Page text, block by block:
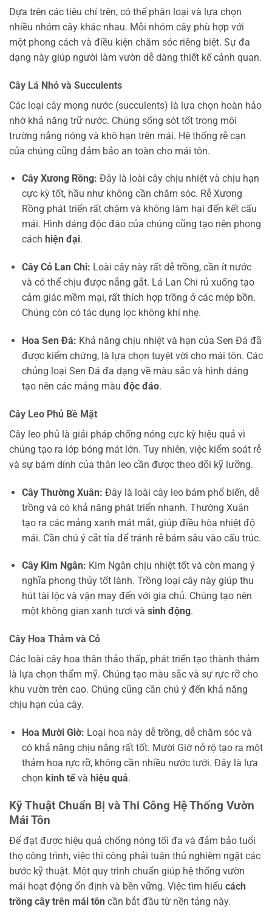
Dựa trên các tiêu chí trên, có thể phân loại và lựa chọn
nhiều nhóm cây khác nhau. Mỗi nhóm cây phù hợp với
một phong cách và điều kiện chăm sóc riêng biệt. Sự đa
dạng này giúp người làm vườn dễ dàng thiết kế cảnh quan.
Cây Lá Nhỏ và Succulents
Các loại cây mọng nước (succulents) là lựa chọn hoàn hảo
nhờ khả năng trữ nước. Chúng sống sót tốt trong môi
trường nắng nóng và khô hạn trên mái. Hệ thống rễ cạn
của chúng cũng đảm bảo an toàn cho mái tôn.
Cây Xương Rồng: Đây là loài cây chịu nhiệt và chịu hạn
cực kỳ tốt, hầu như không cần chăm sóc. Rễ Xương
Rồng phát triển rất chậm và không làm hại đến kết cấu
mái. Hình dáng độc đáo của chúng cũng tạo nên phong
cách hiện đại.
Cây Cỏ Lan Chi: Loài cây này rất dễ trồng, cần ít nước
và có thể chịu được nắng gắt. Lá Lan Chi rủ xuống tạo
cảm giác mềm mại, rất thích hợp trồng ở các mép bồn.
Chúng còn có tác dụng lọc không khí nhẹ.
Hoa Sen Đá: Khả năng chịu nhiệt và hạn của Sen Đá đã
được kiểm chứng, là lựa chọn tuyệt vời cho mái tôn. Các
chủng loại Sen Đá đa dạng về màu sắc và hình dáng
tạo nên các mảng màu độc đáo.
Cây Leo Phủ Bề Mặt
Cây leo phủ là giải pháp chống nóng cực kỳ hiệu quả vì
chúng tạo ra lớp bóng mát lớn. Tuy nhiên, việc kiểm soát rễ
và sự bám dính của thân leo cần được theo dõi kỹ lưỡng.
Cây Thường Xuân: Đây là loài cây leo bám phổ biến, dễ
trồng và có khả năng phát triển nhanh. Thường Xuân
tạo ra các mảng xanh mát mắt, giúp điều hòa nhiệt độ
mái. Cần chú ý cắt tỉa để tránh rễ bám sâu vào cấu trúc.
Cây Kim Ngân: Kim Ngân chịu nhiệt tốt và còn mang ý
nghĩa phong thủy tốt lành. Trồng loại cây này giúp thu
hút tài lộc và vận may đến với gia chủ. Chúng tạo nên
một không gian xanh tươi và sinh động.
Cây Hoa Thảm và Cỏ
Các loài cây hoa thân thảo thấp, phát triển tạo thành thảm
là lựa chọn thẩm mỹ. Chúng tạo màu sắc và sự rực rỡ cho
khu vườn trên cao. Chúng cũng cần chú ý đến khả năng
chịu hạn của cây.
Hoa Mười Giờ: Loại hoa này dễ trồng, dễ chăm sóc và
có khả năng chịu nắng rất tốt. Mười Giờ nở rộ tạo ra một
thảm hoa rực rỡ, không cần nhiều nước tưới. Đây là lựa
chọn kinh tếvà hiệu quả.
Kỹ Thuật Chuẩn Bị và Thi Công Hệ Thống Vườn
Mái Tôn
Để đạt được hiệu quả chống nóng tối đa và đảm bảo tuổi
thọ công trình, việc thi công phải tuân thủ nghiêm ngặt các
bước kỹ thuật. Một quy trình chuẩn giúp hệ thống vườn
mái hoạt động ổn định và bền vững. Việc tìm hiểu cách
trồng cây trên mái tôn cần bắt đầu từ nền tảng này.